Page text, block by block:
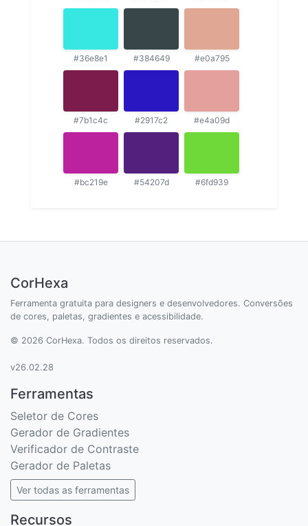
#36e8e1 #384649 #e0a795
#7b1c4c #2917c2 #e4a09d
#bc219e #54207d #6fd939
CorHexa
Ferramenta gratuita para designers e desenvolvedores. Conversões
de cores, paletas, gradientes e acessibilidade.
© 2026 CorHexa. Todos os direitos reservados.
v26.02.28
Ferramentas
Seletor de Cores
Gerador de Gradientes
Verificador de Contraste
Gerador de Paletas
Ver todas as ferramentas
Recursos